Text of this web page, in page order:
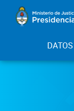
DATOS